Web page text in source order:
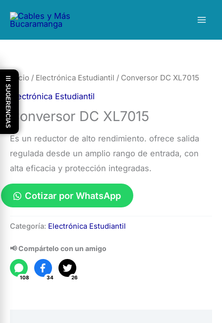
Inicio / Electrónica Estudiantil / Conversor DC XL7015
Electrónica Estudiantil
Conversor DC XL7015
Es un reductor de alto rendimiento. ofrece salida
regulada desde un amplio rango de entrada, con
alta eficacia y protección integradas.
Cotizar por WhatsApp
DC
XL7015
cantidad
Categoría: Electrónica Estudiantil
📢 Compártelo con un amigo
108 34 26
☰ SUGERENCIAS